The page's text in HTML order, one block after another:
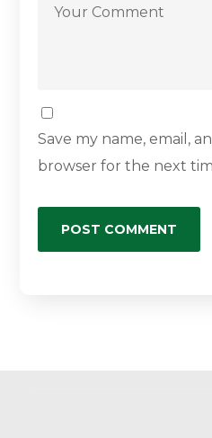
Save my name, email,
browser for the next